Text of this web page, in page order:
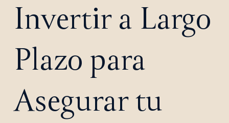
Invertir a Largo
Plazo para
Asegurar tu